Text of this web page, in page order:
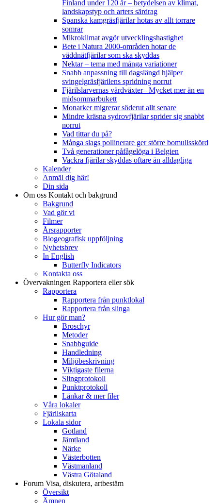
Finland under 120 år– betydelsen av klimat,
landskapstyp och arters särdrag
Spanska kamgräsfjärilar hotas av allt torrare
somrar
Mikroklimat avgör utvecklingshastighet
Bete i Natura 2000-områden hotar de
väddnätfjärilar som ska skyddas
Nektar – tema med många variationer
Snabb anpassning till dagslängd hjälper
svingelgräsfjärilens spridning norrut
Fjärilslarvernas värdväxter– Mycket mer än en
midsommarbukett
Monarker migrerar söderut allt senare
Mindre kräsna sydrovfjärilar sprider sig snabbt
norrut
Vad tittar du på?
Många slags pollinerare ger större bomullsskörd
Två generationer påfågelöga i Belgien
Vackra fjärilar skyddas oftare än alldagliga
Kalender
Anmäl dig här!
Din sida
Om oss Kontakt och bakgrund
Bakgrund
Vad gör vi
Filmer
Årsrapporter
Biogeografisk uppföljning
Nyhetsbrev
In English
Butterfly Indicators
Kontakta oss
Övervakningen Rapportera eller sök
Rapportera
Rapportera från punktlokal
Rapportera från slinga
Hur gör man?
Broschyr
Metoder
Snabbguide
Handledning
Miljöbeskrivning
Viktigaste filerna
Slingprotokoll
Punktprotokoll
Länkar & mer filer
Våra lokaler
Fjärilskarta
Lokala sidor
Gotland
Jämtland
Närke
Västerbotten
Västmanland
Västra Götaland
Forum Visa, diskutera, artbestäm
Översikt
Ämnen